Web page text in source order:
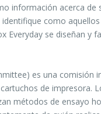
información acerca
como
Everyday se diseñan y
es una
de impresora.
métodos de ensayo